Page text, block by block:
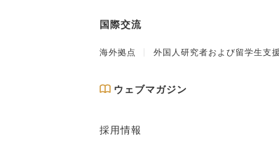
国際交流
海外拠点 外国人研究者および留学生支援
ウェブマガジン
採用情報